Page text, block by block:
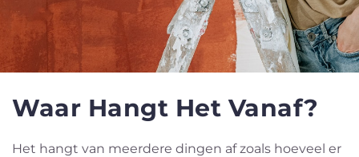
Waar Hangt Het Vanaf?
Het hangt van meerdere dingen af zoals hoeveel er